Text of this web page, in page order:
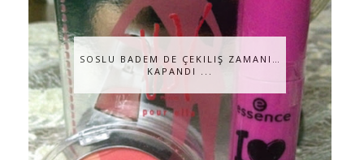
SOSLU BADEM DE ÇEKILIŞ ZAMANI…
KAPANDI ...